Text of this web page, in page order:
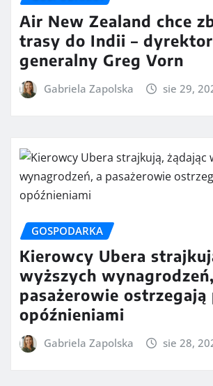
Air New Zealand chce
trasy do Indii – dyrektor
generalny Greg Vorn
Gabriela Zapolska sie 29,
GOSPODARKA
Kierowcy Ubera
wyższych
pasażerowie ostrzegają
opóźnieniami
Gabriela Zapolska sie 28,